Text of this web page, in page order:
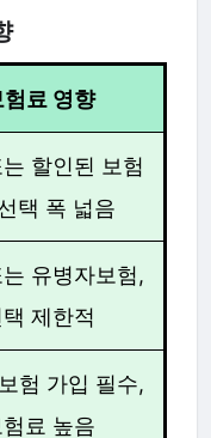
험료 영향
할인된 보험
택 폭 넓음
유병자보험,
제한적
험 가입 필수,
험료 높음